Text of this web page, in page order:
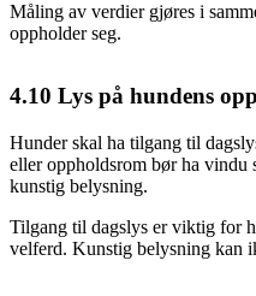
Måling av verdier gjøres i
oppholder seg.
4.10 Lys på hundens
Hunder skal ha tilgang til
eller oppholdsrom bør ha
kunstig belysning.
Tilgang til dagslys er viktig for
velferd. Kunstig belysning kan